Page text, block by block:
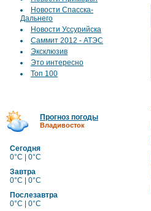
Новости Спасска-
Дальнего
Новости Уссурийска
Саммит 2012 - АТЭС
Эксклюзив
Это интересно
Топ 100
Прогноз погоды
Владивосток
Сегодня
0°C | 0°C
Завтра
0°C | 0°C
Послезавтра
0°C | 0°C